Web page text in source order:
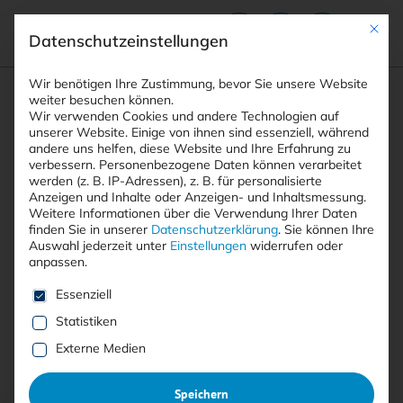
Suchfeld
Suchen
Breadcrumb-Navigation
STARTSEITE DATENKONTROLLE
Alle Beiträge mit dem
Schlagwort “Datenkontrolle”
Mit
Datenschutzeinstellungen
Wir benötigen Ihre Zustimmung, bevor Sie unsere Website
weiter besuchen können.
Wir verwenden Cookies und andere Technologien auf
unserer Website. Einige von ihnen sind essenziell, während
andere uns helfen, diese Website und Ihre Erfahrung zu
verbessern. Personenbezogene Daten können verarbeitet
werden (z. B. IP-Adressen), z. B. für personalisierte
Anzeigen und Inhalte oder Anzeigen- und Inhaltsmessung.
Weitere Informationen über die Verwendung Ihrer Daten
finden Sie in unserer Datenschutzerklärung. Sie können Ihre
Auswahl jederzeit unter Einstellungen widerrufen oder
anpassen.
Es folgt eine Liste der Service-Gruppen, für die eine
Essenziell
Statistiken
Externe Medien
Speichern